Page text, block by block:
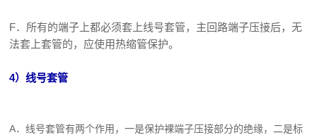
F．所有的端子上都必须套上线号套管，主回路端子压接后，无
法套上套管的，应使用热缩管保护。
4）线号套管
A．线号套管有两个作用，一是保护裸端子压接部分的绝缘，二是标